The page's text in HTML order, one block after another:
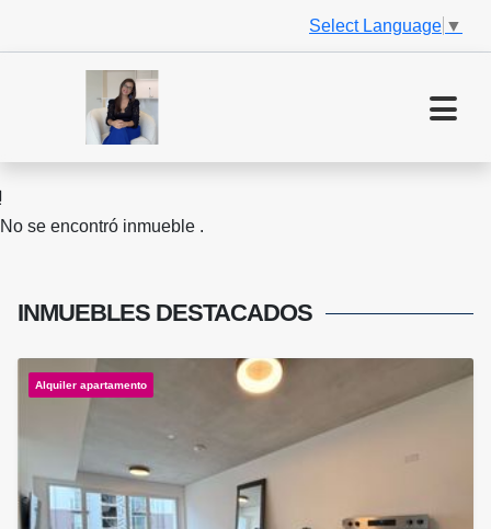
Select Language ▼
No se encontró inmueble .
INMUEBLES DESTACADOS
Alquiler apartamento